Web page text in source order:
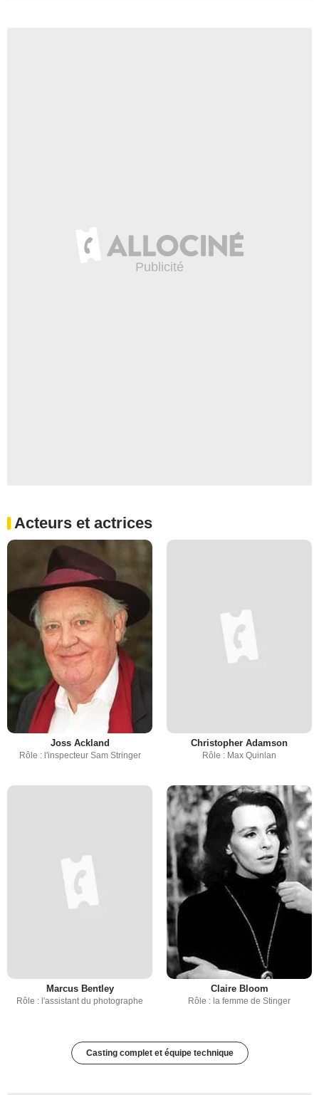
Acteurs et actrices
Joss Ackland
Rôle : l'inspecteur Sam Stringer
Christopher Adamson
Rôle : Max Quinlan
Marcus Bentley
Rôle : l'assistant du photographe
Claire Bloom
Rôle : la femme de Stinger
Casting complet et équipe technique